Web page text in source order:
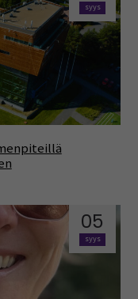
syys
05
syys